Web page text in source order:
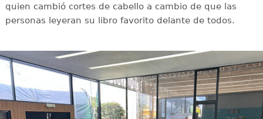
quien cambió cortes de cabello a cambio de que las
personas leyeran su libro favorito delante de todos.